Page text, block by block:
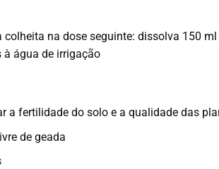
na dose seguinte: dissolva 150
à água de irrigação
a fertilidade do solo e a qualidade das
de geada